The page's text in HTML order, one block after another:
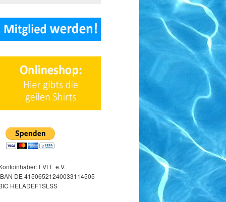
FVFE e.V.
DE 41506521240033114505
HELADEF1SLSS